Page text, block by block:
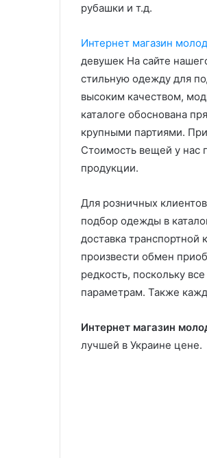
рубашки и т.д.
Интернет магазин
девушек На сайте
стильную одежду для
высоким качеством,
каталоге обоснована
крупными партиями.
Стоимость вещей у нас
продукции.
Для розничных
подбор одежды в
доставка
произвести обмен
редкость, поскольку
параметрам. Также
Интернет магазин
лучшей в Украине цене.